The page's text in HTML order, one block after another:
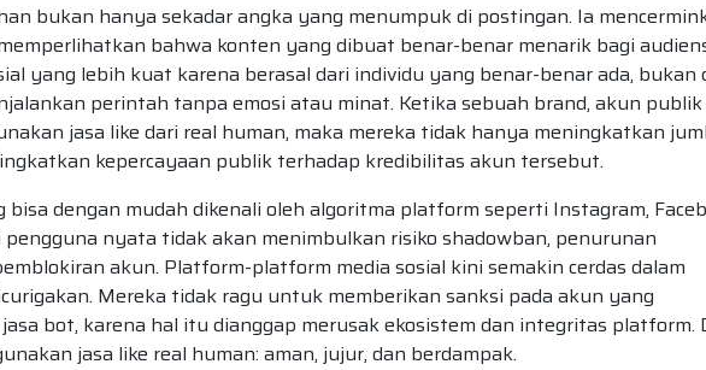
bukan hanya sekadar angka yang menumpuk di postingan. Ia
bahwa konten yang dibuat benar-benar menarik bagi
yang lebih kuat karena berasal dari individu yang benar-benar ada, bukan
perintah tanpa emosi atau minat. Ketika sebuah brand, akun publik
jasa like dari real human, maka mereka tidak hanya meningkatkan
kepercayaan publik terhadap kredibilitas akun tersebut.
bisa dengan mudah dikenali oleh algoritma platform seperti Instagram,
nyata tidak akan menimbulkan risiko shadowban, penurunan
akun. Platform-platform media sosial kini semakin cerdas dalam
Mereka tidak ragu untuk memberikan sanksi pada akun yang
bot, karena hal itu dianggap merusak ekosistem dan integritas platform.
jasa like real human: aman, jujur, dan berdampak.